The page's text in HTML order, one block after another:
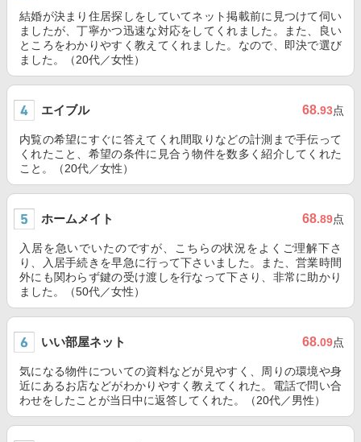
結婚が決まり住居探しをしていてネット掲載前に見つけて伺い
ましたが、丁寧かつ迅速な対応をしてくれました。また、良い
ところをわかりやすく教えてくれました。なので、即決で選び
ました。（20代／女性）
エイブル 68.93点
内覧の希望にすぐに答えてくれ間取りなどの計測まで手伝って
くれたこと、希望の条件に見合う物件を数多く紹介してくれた
こと。（20代／女性）
ホームメイト 68.89点
入居を急いでいたのですが、こちらの状況をよくご理解下さ
り、入居手続きを早急に行って下さいました。また、営業時間
外にも関わらず鍵の受け渡しを行なって下さり、非常に助かり
ました。（50代／女性）
いい部屋ネット 68.09点
気になる物件についての資料などが見やすく、周りの環境や身
近にあるお店などがわかりやすく教えてくれた。電話で問い合
わせをしたことが当日中に返答してくれた。（20代／男性）